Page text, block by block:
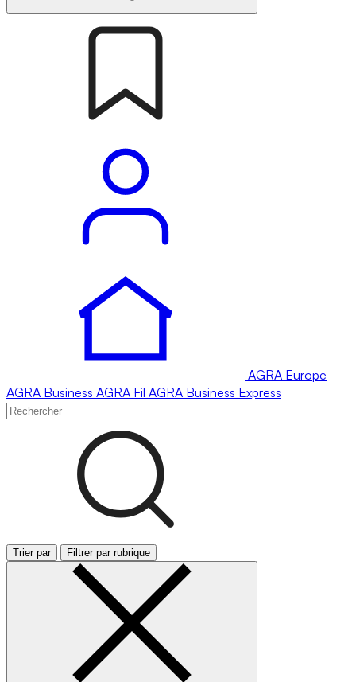
AGRA Europe
AGRA Business AGRA Fil AGRA Business Express
Trier par Filtrer par rubrique